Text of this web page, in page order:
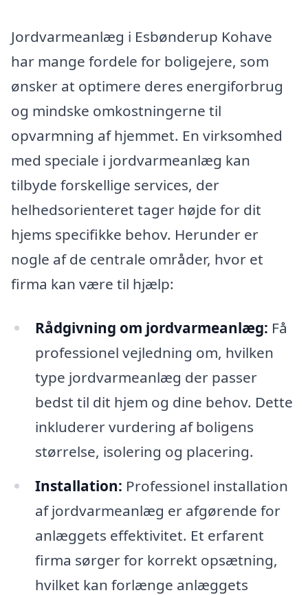
Jordvarmeanlæg i Esbønderup Kohave
har mange fordele for boligejere, som
ønsker at optimere deres energiforbrug
og mindske omkostningerne til
opvarmning af hjemmet. En virksomhed
med speciale i jordvarmeanlæg kan
tilbyde forskellige services, der
helhedsorienteret tager højde for dit
hjems specifikke behov. Herunder er
nogle af de centrale områder, hvor et
firma kan være til hjælp:
Rådgivning om jordvarmeanlæg: Få
professionel vejledning om, hvilken
type jordvarmeanlæg der passer
bedst til dit hjem og dine behov. Dette
inkluderer vurdering af boligens
størrelse, isolering og placering.
Installation: Professionel installation
af jordvarmeanlæg er afgørende for
anlæggets effektivitet. Et erfarent
firma sørger for korrekt opsætning,
hvilket kan forlænge anlæggets